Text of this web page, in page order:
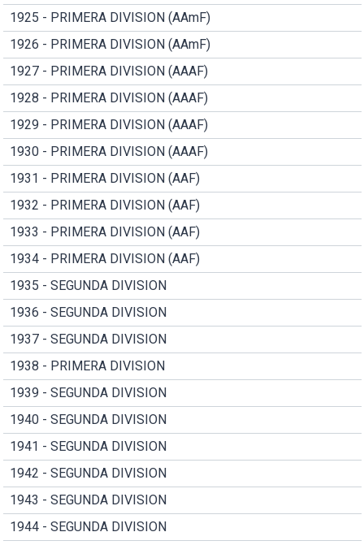
1925 - PRIMERA DIVISION (AAmF)
1926 - PRIMERA DIVISION (AAmF)
1927 - PRIMERA DIVISION (AAAF)
1928 - PRIMERA DIVISION (AAAF)
1929 - PRIMERA DIVISION (AAAF)
1930 - PRIMERA DIVISION (AAAF)
1931 - PRIMERA DIVISION (AAF)
1932 - PRIMERA DIVISION (AAF)
1933 - PRIMERA DIVISION (AAF)
1934 - PRIMERA DIVISION (AAF)
1935 - SEGUNDA DIVISION
1936 - SEGUNDA DIVISION
1937 - SEGUNDA DIVISION
1938 - PRIMERA DIVISION
1939 - SEGUNDA DIVISION
1940 - SEGUNDA DIVISION
1941 - SEGUNDA DIVISION
1942 - SEGUNDA DIVISION
1943 - SEGUNDA DIVISION
1944 - SEGUNDA DIVISION